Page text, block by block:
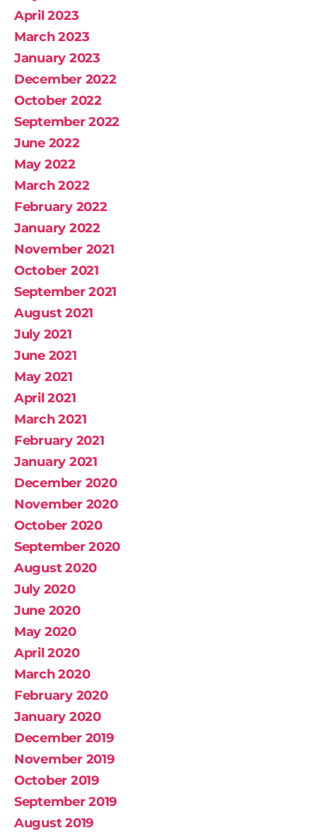
April 2023
March 2023
January 2023
December 2022
October 2022
September 2022
June 2022
May 2022
March 2022
February 2022
January 2022
November 2021
October 2021
September 2021
August 2021
July 2021
June 2021
May 2021
April 2021
March 2021
February 2021
January 2021
December 2020
November 2020
October 2020
September 2020
August 2020
July 2020
June 2020
May 2020
April 2020
March 2020
February 2020
January 2020
December 2019
November 2019
October 2019
September 2019
August 2019